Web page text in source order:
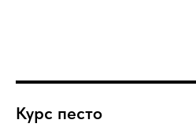
Курс песто